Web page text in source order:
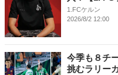
1.FCケルン
2026/8/2 12:00
今季も８チ
挑むラリー